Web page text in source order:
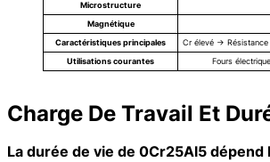
Microstructure
Magnétique
Caractéristiques principales Cr élevé → Résistance
Utilisations courantes Fours
Charge De Travail Et
La durée de vie de 0Cr25Al5